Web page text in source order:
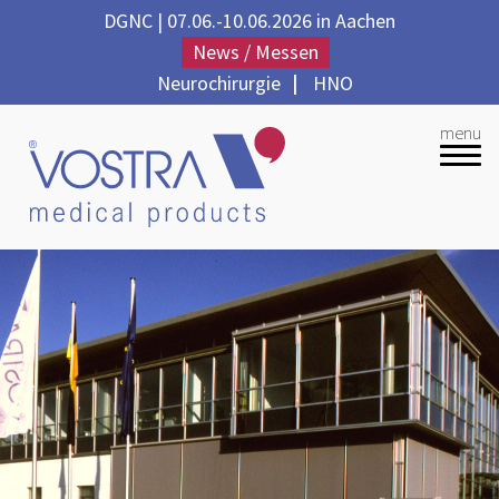
DGNC | 07.06.-10.06.2026 in Aachen
News / Messen
Neurochirurgie | HNO
menu
Unternehmen
Produkte
Partner
Kontakt